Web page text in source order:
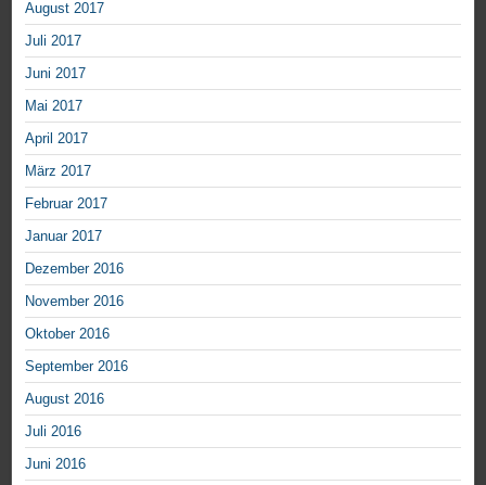
August 2017
Juli 2017
Juni 2017
Mai 2017
April 2017
März 2017
Februar 2017
Januar 2017
Dezember 2016
November 2016
Oktober 2016
September 2016
August 2016
Juli 2016
Juni 2016